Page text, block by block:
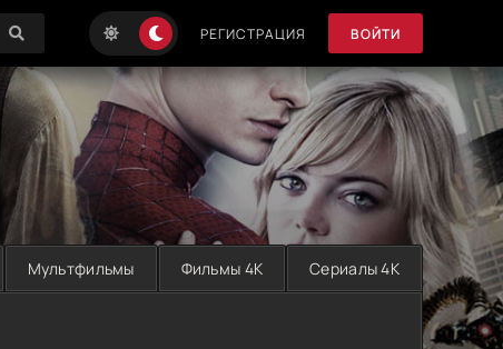
РЕГИСТРАЦИЯ ВОЙТИ
Мультфильмы Фильмы 4K Сериалы 4K